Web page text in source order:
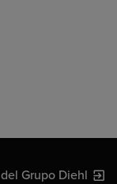
Grupo Diehl